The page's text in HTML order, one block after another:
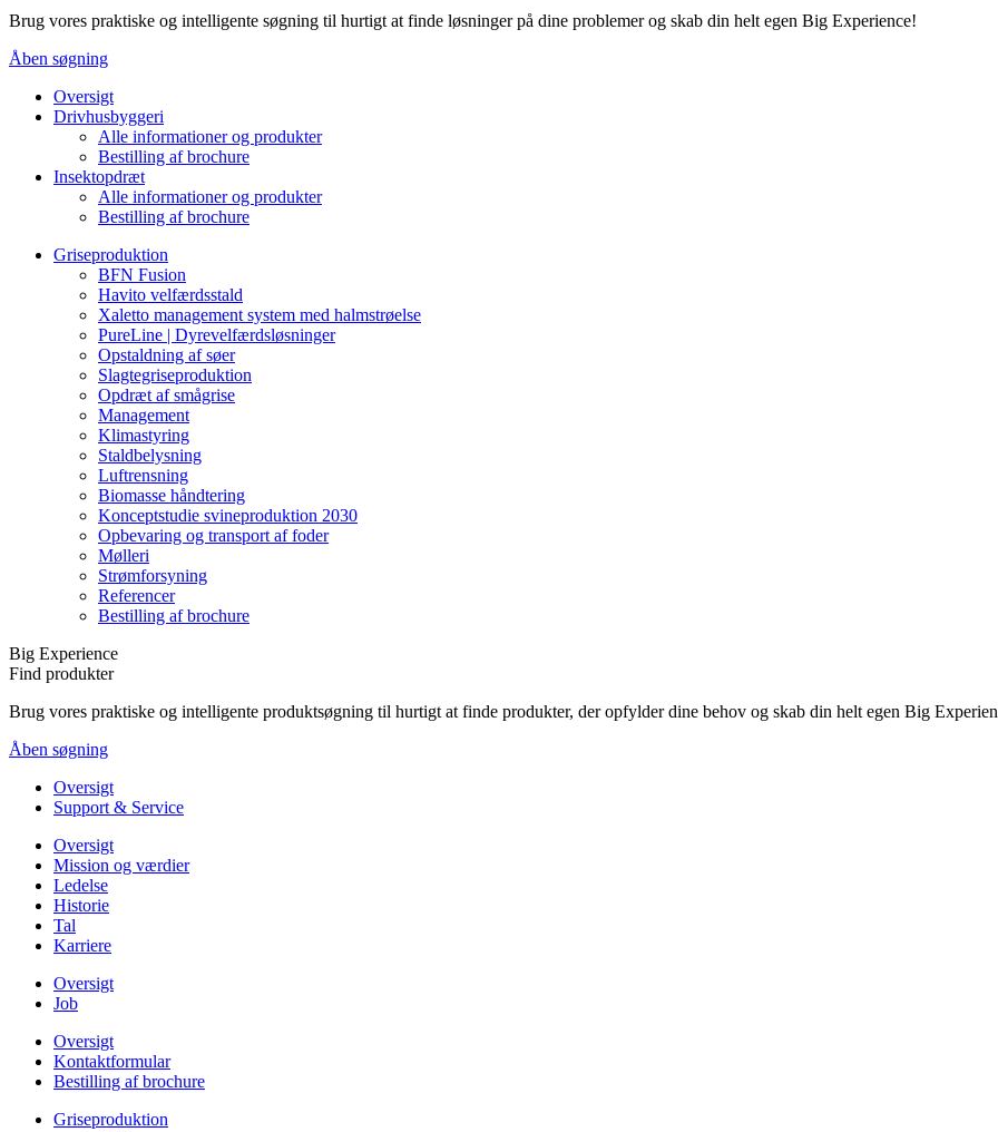
Brug vores praktiske og intelligente søgning til hurtigt at finde løsninger på dine problemer og skab din helt egen Big Experience!
Åben søgning
Oversigt
Drivhusbyggeri
Alle informationer og produkter
Bestilling af brochure
Insektopdræt
Alle informationer og produkter
Bestilling af brochure
Griseproduktion
BFN Fusion
Havito velfærdsstald
Xaletto management system med halmstrøelse
PureLine | Dyrevelfærdsløsninger
Opstaldning af søer
Slagtegriseproduktion
Opdræt af smågrise
Management
Klimastyring
Staldbelysning
Luftrensning
Biomasse håndtering
Konceptstudie svineproduktion 2030
Opbevaring og transport af foder
Mølleri
Strømforsyning
Referencer
Bestilling af brochure
Big Experience
Find produkter
Brug vores praktiske og intelligente produktsøgning til hurtigt at finde produkter, der opfylder dine behov og skab din helt egen Big
Åben søgning
Oversigt
Support & Service
Oversigt
Mission og værdier
Ledelse
Historie
Tal
Karriere
Oversigt
Job
Oversigt
Kontaktformular
Bestilling af brochure
Griseproduktion